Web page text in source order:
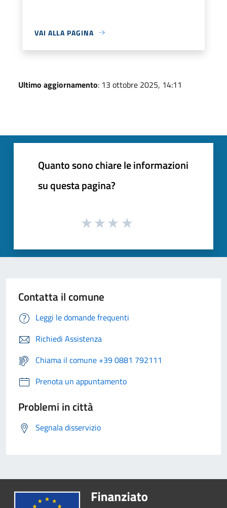
VAI ALLA PAGINA
Ultimo aggiornamento: 13 ottobre 2025, 14:11
Quanto sono chiare le informazioni
su questa pagina?
Contatta il comune
Leggi le domande frequenti
Richiedi Assistenza
Chiama il comune +39 0881 792111
Prenota un appuntamento
Problemi in città
Segnala disservizio